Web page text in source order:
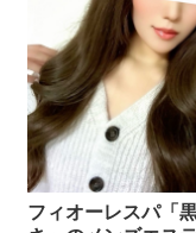
フィオーレスパ「